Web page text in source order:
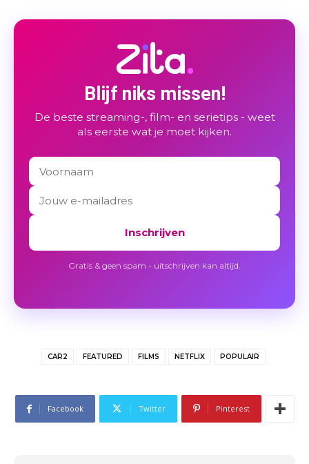
Blijf niks missen!
De beste streaming-, film- en serietips - weet
als eerste wat je moet kijken.
Inschrijven
Gratis & geen spam - uitschrijven kan altijd.
CAR2 FEATURED FILMS NETFLIX POPULAIR
Facebook Twitter Pinterest